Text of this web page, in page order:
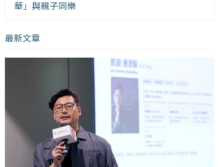
華」與親子同樂
最新文章